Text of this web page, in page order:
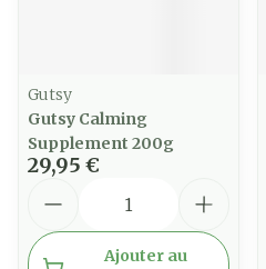
Gutsy
Gutsy Calming
Supplement 200g
29,95 €
Ajouter au